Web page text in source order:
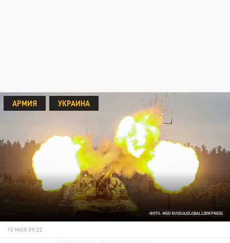
ФОТО: MOD RUSSIA/GLOBALLOOKPRESS
АРМИЯ УКРАИНА
10 МАЯ 09:22